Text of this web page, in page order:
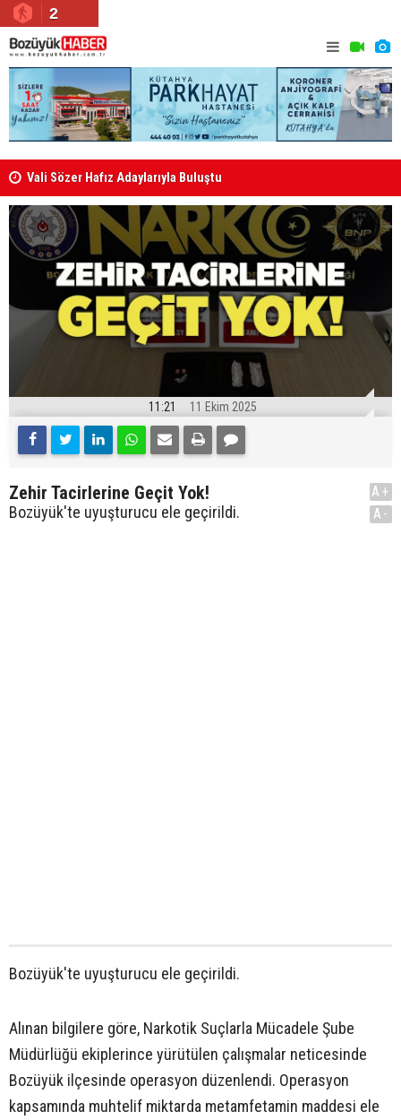
2
Vali Sözer Hafız Adaylarıyla Buluştu
11:21 11 Ekim 2025
Zehir Tacirlerine Geçit Yok!
Bozüyük'te uyuşturucu ele geçirildi.
A+
A-
Bozüyük'te uyuşturucu ele geçirildi.
Alınan bilgilere göre, Narkotik Suçlarla Mücadele Şube
Müdürlüğü ekiplerince yürütülen çalışmalar neticesinde
Bozüyük ilçesinde operasyon düzenlendi. Operasyon
kapsamında muhtelif miktarda metamfetamin maddesi ele